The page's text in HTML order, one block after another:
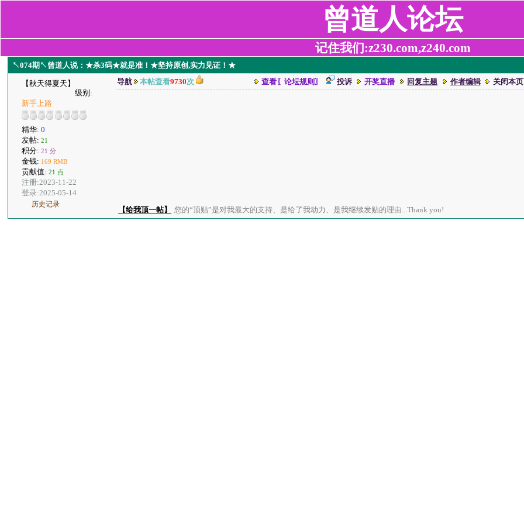
曾道人论坛
记住我们:z230.com,z240.com
↖074期↖曾道人说：★杀3码★就是准！★坚持原创,实力见证！★
【秋天得夏天】
级别:
新手上路
精华:0
发帖:21
积分:21 分
金钱: 169 RMB
贡献值:21 点
注册:2023-11-22
登录:2025-05-14
历史记录
导航 本帖查看9730次 查看〖论坛规则〗 投诉 开奖直播 回复主题 作者编辑 关闭本页
【给我顶一帖】 您的“顶贴”是对我最大的支持、是给了我动力、是我继续发贴的理由...Thank you!